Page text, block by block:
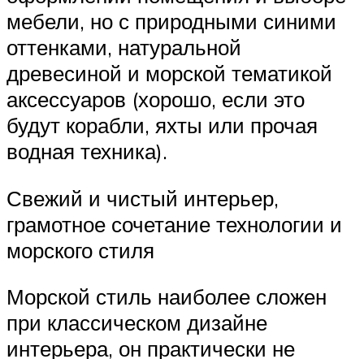
мебели, но с природными синими
оттенками, натуральной
древесиной и морской тематикой
аксессуаров (хорошо, если это
будут корабли, яхты или прочая
водная техника).
Свежий и чистый интерьер,
грамотное сочетание технологии и
морского стиля
Морской стиль наиболее сложен
при классическом дизайне
интерьера, он практически не